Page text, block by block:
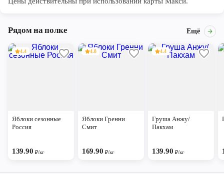
Рядом на полке Ещё
4.4
Яблоки сезонные
Россия
139.90 ₽/кг
4.8
Яблоки Гренни
Смит
169.90 ₽/кг
4.4
Груша Анжу/
Пакхам
139.90 ₽/кг